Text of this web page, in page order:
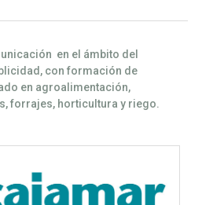
en el ámbito del
con formación de
en agroalimentación,
forrajes, horticultura y riego.